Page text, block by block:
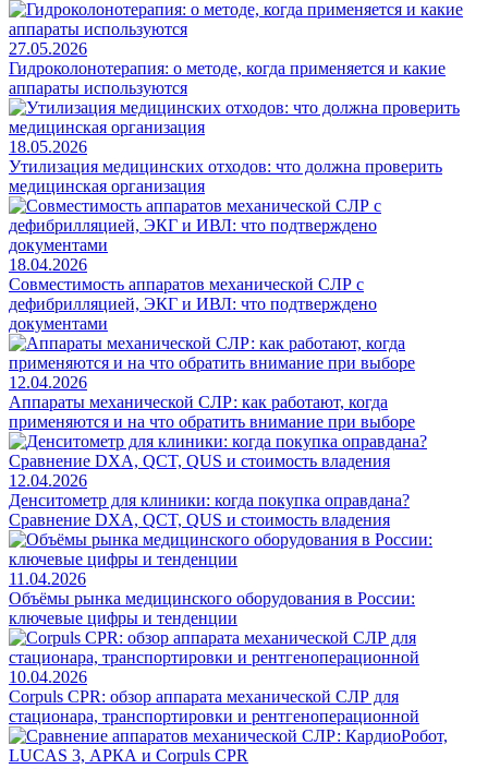
27.05.2026
Гидроколонотерапия: о методе, когда применяется и какие
аппараты используются
18.05.2026
Утилизация медицинских отходов: что должна проверить
медицинская организация
18.04.2026
Совместимость аппаратов механической СЛР с
дефибрилляцией, ЭКГ и ИВЛ: что подтверждено
документами
12.04.2026
Аппараты механической СЛР: как работают, когда
применяются и на что обратить внимание при выборе
12.04.2026
Денситометр для клиники: когда покупка оправдана?
Сравнение DXA, QCT, QUS и стоимость владения
11.04.2026
Объёмы рынка медицинского оборудования в России:
ключевые цифры и тенденции
10.04.2026
Corpuls CPR: обзор аппарата механической СЛР для
стационара, транспортировки и рентгеноперационной